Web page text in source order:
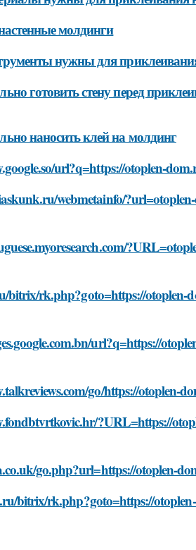
молдинги
нужны для
готовить стену перед
наносить клей на молдинг
url?q=https://otoplen-
webmetainfo/
bitrix/rk.php?goto=https://otoplen-
url?q=https://
go/https://otoplen-
?URL=https://
go.php?url=https://otoplen-
bitrix/rk.php?goto=https://